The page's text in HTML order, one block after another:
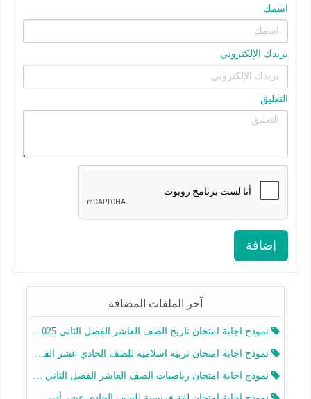
اسمك
بريدك الإلكتروني
التعليق
إضافة
آخر الملفات المضافة
نموذج اجابة امتحان تاريخ الصف العاشر الفصل الثاني 2025-2026
نموذج اجابة امتحان تربية اسلامية للصف الحادي عشر الفصل الثاني 2025-2026
نموذج اجابة امتحان رياضيات الصف العاشر الفصل الثاني 2025-2026